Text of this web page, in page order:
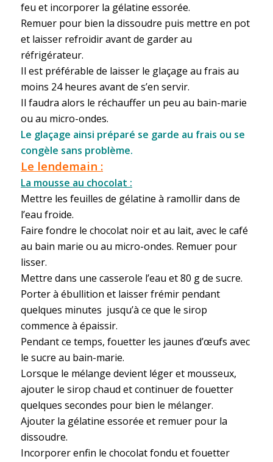
feu et incorporer la gélatine essorée.
Remuer pour bien la dissoudre puis mettre en pot
et laisser refroidir avant de garder au
réfrigérateur.
Il est préférable de laisser le glaçage au frais au
moins 24 heures avant de s’en servir.
Il faudra alors le réchauffer un peu au bain-marie
ou au micro-ondes.
Le glaçage ainsi préparé se garde au frais ou se
congèle sans problème.
Le lendemain :
La mousse au chocolat :
Mettre les feuilles de gélatine à ramollir dans de
l’eau froide.
Faire fondre le chocolat noir et au lait, avec le café
au bain marie ou au micro-ondes. Remuer pour
lisser.
Mettre dans une casserole l’eau et 80 g de sucre.
Porter à ébullition et laisser frémir pendant
quelques minutes jusqu’à ce que le sirop
commence à épaissir.
Pendant ce temps, fouetter les jaunes d’œufs avec
le sucre au bain-marie.
Lorsque le mélange devient léger et mousseux,
ajouter le sirop chaud et continuer de fouetter
quelques secondes pour bien le mélanger.
Ajouter la gélatine essorée et remuer pour la
dissoudre.
Incorporer enfin le chocolat fondu et fouetter